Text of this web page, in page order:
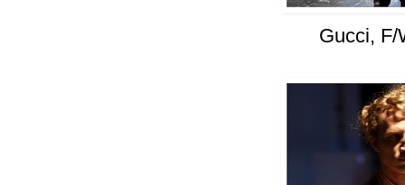
Gucci, F/